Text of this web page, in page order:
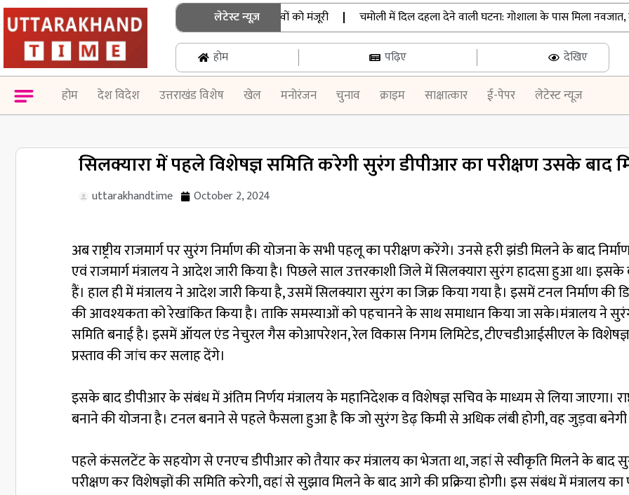
लेटेस्ट न्यूज़
धामी कैबिनेट के बड़े फैसले: 15 प्रस्तावों को मंजूरी | चमोली में दिल दहला देने वाली घटना: गोशाला के पास मिला नवजात,
होम पढ़िए देखिए
होम देश विदेश उत्तराखंड विशेष खेल मनोरंजन चुनाव क्राइम साक्षात्कार ई-पेपर लेटेस्ट न्यूज़
सिलक्यारा में पहले विशेषज्ञ समिति करेगी सुरंग डीपीआर का परीक्षण उसके बाद
uttarakhandtime October 2, 2024
अब राष्ट्रीय राजमार्ग पर सुरंग निर्माण की योजना के सभी पहलू का परीक्षण करेंगे। उनसे हरी झंडी मिलने के बाद
एवं राजमार्ग मंत्रालय ने आदेश जारी किया है। पिछले साल उत्तरकाशी जिले में सिलक्यारा सुरंग हादसा हुआ था।
हैं। हाल ही में मंत्रालय ने आदेश जारी किया है, उसमें सिलक्यारा सुरंग का जिक्र किया गया है। इसमें टनल निर्माण की
की आवश्यकता को रेखांकित किया है। ताकि समस्याओं को पहचानने के साथ समाधान किया जा सके।मंत्रालय ने
समिति बनाई है। इसमें ऑयल एंड नेचुरल गैस कोआपरेशन, रेल विकास निगम लिमिटेड, टीएचडीआईसीएल के
प्रस्ताव की जांच कर सलाह देंगे।
इसके बाद डीपीआर के संबंध में अंतिम निर्णय मंत्रालय के महानिदेशक व विशेषज्ञ सचिव के माध्यम से लिया जाएगा।
बनाने की योजना है। टनल बनाने से पहले फैसला हुआ है कि जो सुरंग डेढ़ किमी से अधिक लंबी होगी, वह जुड़वा
पहले कंसलटेंट के सहयोग से एनएच डीपीआर को तैयार कर मंत्रालय का भेजता था, जहां से स्वीकृति मिलने के बाद
परीक्षण कर विशेषज्ञों की समिति करेगी, वहां से सुझाव मिलने के बाद आगे की प्रक्रिया होगी। इस संबंध में मंत्रालय का